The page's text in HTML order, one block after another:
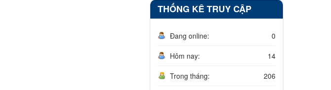
THỐNG KÊ TRUY CẬP
Đang online: 0
Hôm nay: 14
Trong tháng: 206